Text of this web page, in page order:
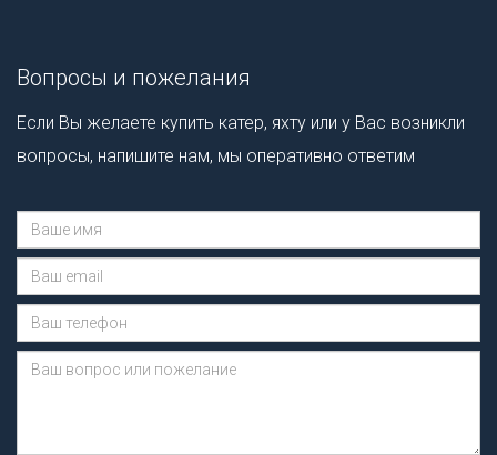
Вопросы и пожелания
Если Вы желаете купить катер, яхту или у Вас возникли
вопросы, напишите нам, мы оперативно ответим